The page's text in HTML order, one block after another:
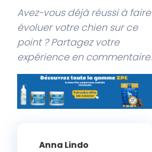
Avez-vous déjà réussi à faire
évoluer votre chien sur ce
point ? Partagez votre
expérience en commentaire.
Anna Lindo